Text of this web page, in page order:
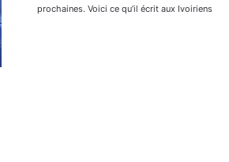
prochaines. Voici ce qu’il écrit aux Ivoiriens